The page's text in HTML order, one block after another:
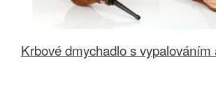
Krbové dmychadlo s vypalováním